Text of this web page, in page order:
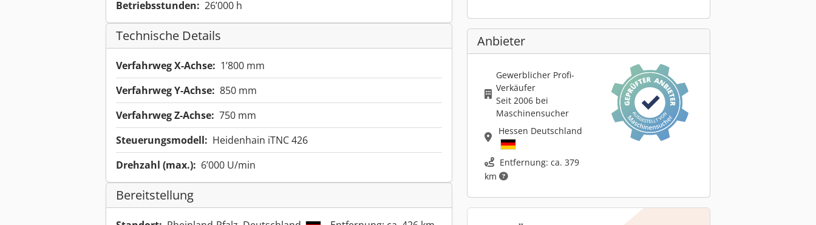
Betriebsstunden: 26’000 h
Technische Details
Verfahrweg X-Achse: 1’800 mm
Verfahrweg Y-Achse: 850 mm
Verfahrweg Z-Achse: 750 mm
Steuerungsmodell: Heidenhain iTNC 426
Drehzahl (max.): 6’000 U/min
Bereitstellung
Anbieter
Gewerblicher Profi-
Verkäufer
Seit 2006 bei
Maschinensucher
Hessen Deutschland
Entfernung: ca. 379
km